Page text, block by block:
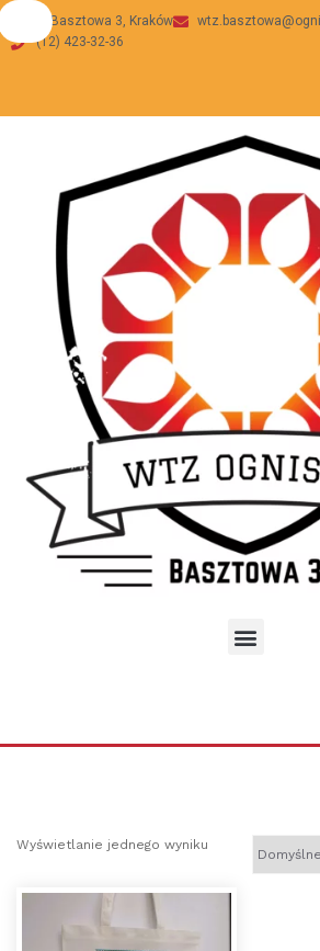
ul Basztowa 3, Kraków
(12) 423-32-36
Wyświetlanie jednego wyniku